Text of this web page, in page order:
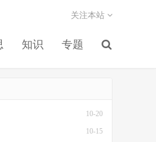
知识 专题
关注本站
10-20
10-15